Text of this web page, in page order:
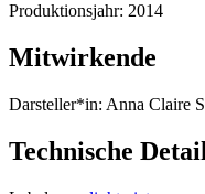
Produktionsjahr: 2014
Mitwirkende
Darsteller*in: Anna Claire
Technische